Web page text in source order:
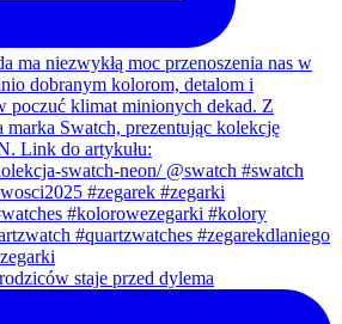
staje przed dylema